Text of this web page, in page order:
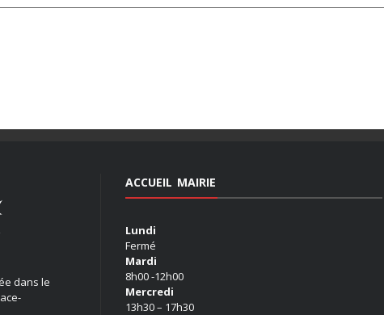
dans le
ACCUEIL MAIRIE
Lundi
Fermé
Mardi
8h00 -12h00
Mercredi
13h30 – 17h30